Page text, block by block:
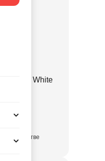
Sand White
количестве